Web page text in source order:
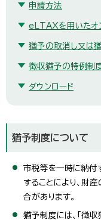
申請方法
eLTAXを用いたオ
猶予の取消し又は
徴収猶予の特例制
ダウンロード
猶予制度について
市税等を一時に納付
することにより、財
合があります。
猶予制度には、「徴収